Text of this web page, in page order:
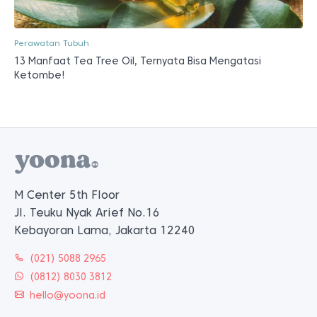
Perawatan Tubuh
13 Manfaat Tea Tree Oil, Ternyata Bisa Mengatasi
Ketombe!
M Center 5th Floor
Jl. Teuku Nyak Arief No.16
Kebayoran Lama, Jakarta 12240
(021) 5088 2965
(0812) 8030 3812
hello@yoona.id